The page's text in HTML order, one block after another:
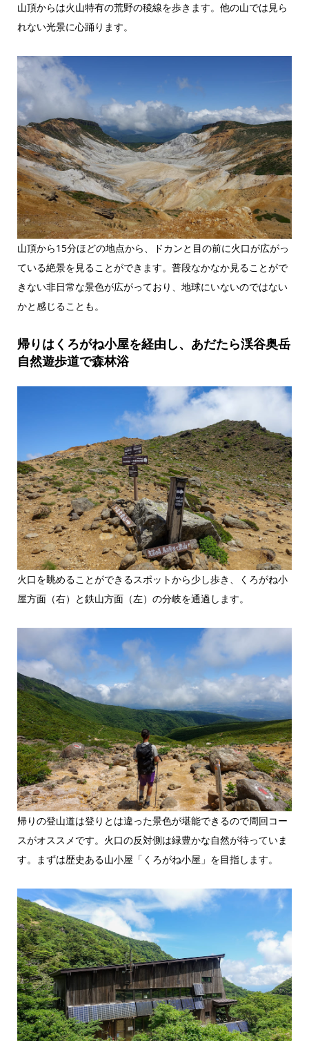
山頂からは火山特有の荒野の稜線を歩きます。他の山では見ら
れない光景に心踊ります。
山頂から15分ほどの地点から、ドカンと目の前に火口が広がっ
ている絶景を見ることができます。普段なかなか見ることがで
きない非日常な景色が広がっており、地球にいないのではない
かと感じることも。
帰りはくろがね小屋を経由し、あだたら渓谷奥岳
自然遊歩道で森林浴
火口を眺めることができるスポットから少し歩き、くろがね小
屋方面（右）と鉄山方面（左）の分岐を通過します。
帰りの登山道は登りとは違った景色が堪能できるので周回コー
スがオススメです。火口の反対側は緑豊かな自然が待っていま
す。まずは歴史ある山小屋「くろがね小屋」を目指します。